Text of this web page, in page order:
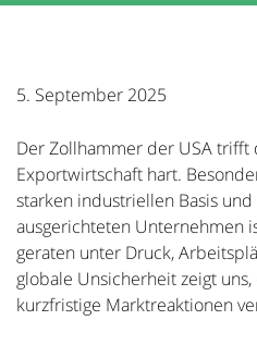
5. September 2025
Der Zollhammer der USA trifft
Exportwirtschaft hart.
starken industriellen Basis
ausgerichteten Unternehmen
geraten unter Druck,
globale Unsicherheit zeigt
kurzfristige Marktreaktionen